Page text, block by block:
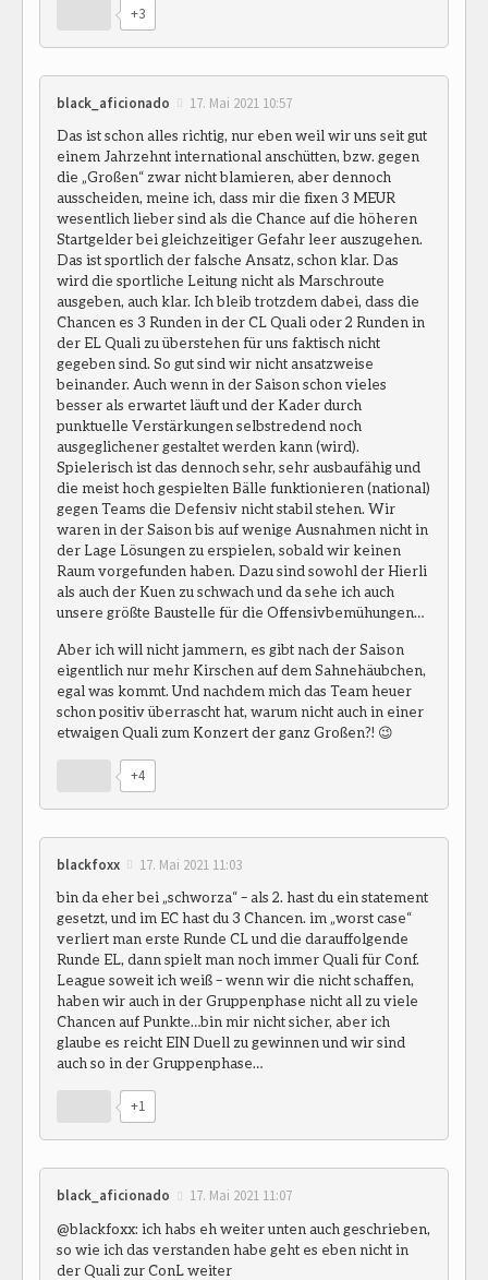
+3
black_aficionado 17. Mai 2021 10:57
Das ist schon alles richtig, nur eben weil wir uns seit gut
einem Jahrzehnt international anschütten, bzw. gegen
die „Großen“ zwar nicht blamieren, aber dennoch
ausscheiden, meine ich, dass mir die fixen 3 MEUR
wesentlich lieber sind als die Chance auf die höheren
Startgelder bei gleichzeitiger Gefahr leer auszugehen.
Das ist sportlich der falsche Ansatz, schon klar. Das
wird die sportliche Leitung nicht als Marschroute
ausgeben, auch klar. Ich bleib trotzdem dabei, dass die
Chancen es 3 Runden in der CL Quali oder 2 Runden in
der EL Quali zu überstehen für uns faktisch nicht
gegeben sind. So gut sind wir nicht ansatzweise
beinander. Auch wenn in der Saison schon vieles
besser als erwartet läuft und der Kader durch
punktuelle Verstärkungen selbstredend noch
ausgeglichener gestaltet werden kann (wird).
Spielerisch ist das dennoch sehr, sehr ausbaufähig und
die meist hoch gespielten Bälle funktionieren (national)
gegen Teams die Defensiv nicht stabil stehen. Wir
waren in der Saison bis auf wenige Ausnahmen nicht in
der Lage Lösungen zu erspielen, sobald wir keinen
Raum vorgefunden haben. Dazu sind sowohl der Hierli
als auch der Kuen zu schwach und da sehe ich auch
unsere größte Baustelle für die Offensivbemühungen…
Aber ich will nicht jammern, es gibt nach der Saison
eigentlich nur mehr Kirschen auf dem Sahnehäubchen,
egal was kommt. Und nachdem mich das Team heuer
schon positiv überrascht hat, warum nicht auch in einer
etwaigen Quali zum Konzert der ganz Großen?! 😉
+4
blackfoxx 17. Mai 2021 11:03
bin da eher bei „schworza“ – als 2. hast du ein statement
gesetzt, und im EC hast du 3 Chancen. im „worst case“
verliert man erste Runde CL und die darauffolgende
Runde EL, dann spielt man noch immer Quali für Conf.
League soweit ich weiß – wenn wir die nicht schaffen,
haben wir auch in der Gruppenphase nicht all zu viele
Chancen auf Punkte…bin mir nicht sicher, aber ich
glaube es reicht EIN Duell zu gewinnen und wir sind
auch so in der Gruppenphase…
+1
black_aficionado 17. Mai 2021 11:07
@blackfoxx: ich habs eh weiter unten auch geschrieben,
so wie ich das verstanden habe geht es eben nicht in
der Quali zur ConL weiter